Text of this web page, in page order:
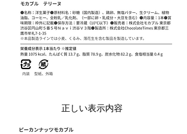
容
正しい
​正しい表示内容